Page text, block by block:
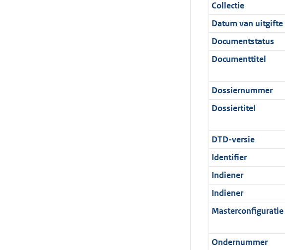
i
e
i
n
o
r
m
a
t
3
6
K
b
t
i
e
i
f
o
r
a
a
t
:
7
K
b
a
t
i
e
n
f
o
m
a
a
t
e
:
2
K
c
a
t
i
i
n
f
r
m
a
a
t
t
e
:
5
b
Collectie
Datum van uitgifte
Documentstatus
Documenttitel
Dossiernummer
Dossiertitel
DTD-versie
Identifier
Indiener
Indiener
Masterconfiguratie
Ondernummer